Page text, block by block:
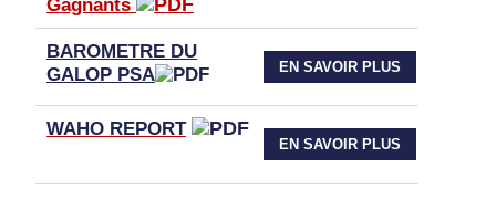
Gagnants
BAROMETRE DU
GALOP PSA
EN SAVOIR PLUS
WAHO REPORT
EN SAVOIR PLUS